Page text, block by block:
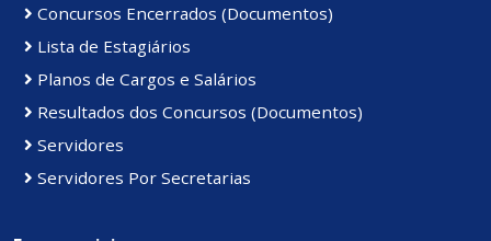
Concursos Encerrados (Documentos)
Lista de Estagiários
Planos de Cargos e Salários
Resultados dos Concursos (Documentos)
Servidores
Servidores Por Secretarias